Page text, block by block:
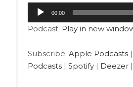
Tocador
de
áudio
00:00
Podcast: Play in new
Subscribe: Apple Podcasts|
Podcasts| Spotify| Deezer|